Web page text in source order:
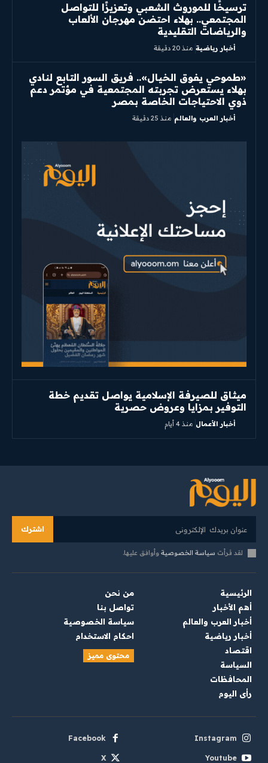
ترسيخًا للموروث الشعبي وتعزيزًا للتواصل
المجتمعي.. بهلاء احتضن مهرجان الألعاب
والرياضات التقليدية
أخبار رياضية منذ 20 دقيقة
«طموحي يفوق الخيال».. فريق السور التابع لنادي
بهلاء يستعرض تجربته المجتمعية في مؤتمر دعم
ذوي الاحتياجات الخاصة بمصر
أخبار العرب والعالم منذ 25 دقيقة
ميثاق للصيرفة الإسلامية يواصل تقديم خطة
التوفير بمزايا وعروض حصرية
أخبار الأعمال منذ 4 أيام
اشترك
لقد قرأت سياسة الخصوصية وأوافق عليها.
الرئيسية
أهم الأخبار
أخبار العرب والعالم
أخبار رياضية
اقتصاد
السياسة
المحافظات
رأي اليوم
من نحن
تواصل بنا
سياسة الخصوصية
احكام الاستخدام
محتوى مميز
Facebook Instagram
X Youtube